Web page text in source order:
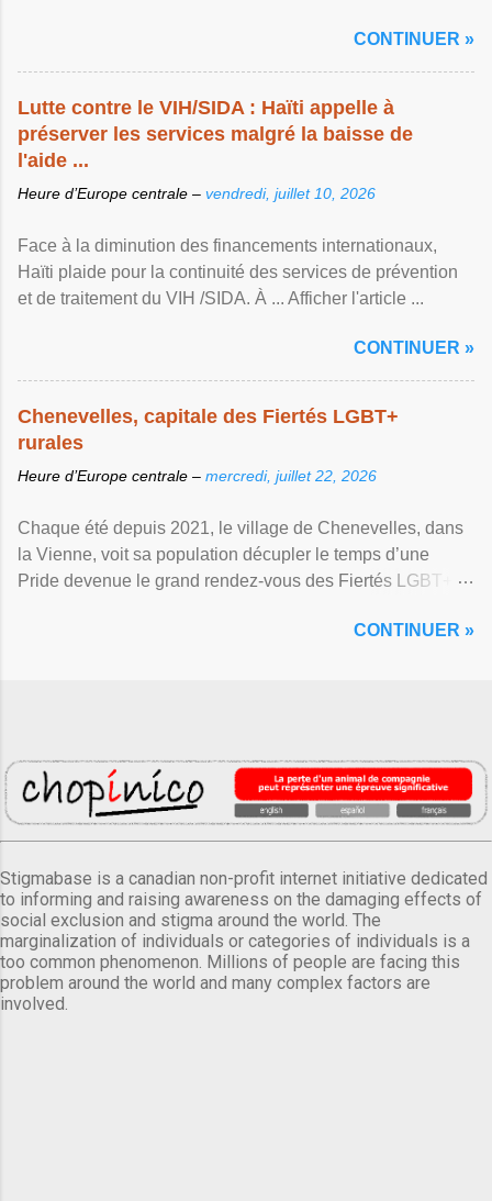
CONTINUER »
Lutte contre le VIH/SIDA : Haïti appelle à
préserver les services malgré la baisse de
l'aide ...
Heure d’Europe centrale – vendredi, juillet 10, 2026
Face à la diminution des financements internationaux,
Haïti plaide pour la continuité des services de prévention
et de traitement du VIH /SIDA. À ... Afficher l'article ...
CONTINUER »
Chenevelles, capitale des Fiertés LGBT+
rurales
Heure d’Europe centrale – mercredi, juillet 22, 2026
Chaque été depuis 2021, le village de Chenevelles, dans
la Vienne, voit sa population décupler le temps d’une
Pride devenue le grand rendez-vous des Fiertés LGBT+
CONTINUER »
Stigmabase is a canadian non-profit internet initiative dedicated
to informing and raising awareness on the damaging effects of
social exclusion and stigma around the world. The
marginalization of individuals or categories of individuals is a
too common phenomenon. Millions of people are facing this
problem around the world and many complex factors are
involved.